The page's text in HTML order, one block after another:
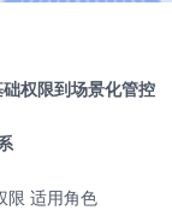
权限到场景化管控
限 适用角色